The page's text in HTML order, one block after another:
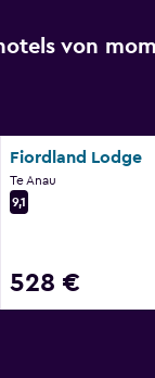
von
Fiordland Lodge
Te Anau
9,1
528 €